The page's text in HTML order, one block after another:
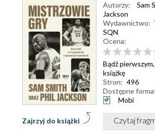
Zajrzyj do książki
Autorzy: Sam
Jackson
Wydawnictwo:
SQN
Ocena:
Bądź
książkę
Stron: 496
Dostępne
Mobi
Czytaj